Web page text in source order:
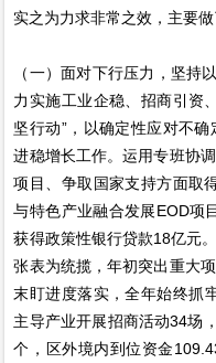
实之为力求非常之效，主要做
（一）面对下行压力，坚持
力实施工业企稳、招商引资
坚行动”，以确定性应对不
进稳增长工作。运用专班协
项目、争取国家支持方面取
与特色产业融合发展EOD项
获得政策性银行贷款18亿元
张表为统揽，年初突出重大
末盯进度落实，全年始终抓
主导产业开展招商活动34场
个，区外境内到位资金